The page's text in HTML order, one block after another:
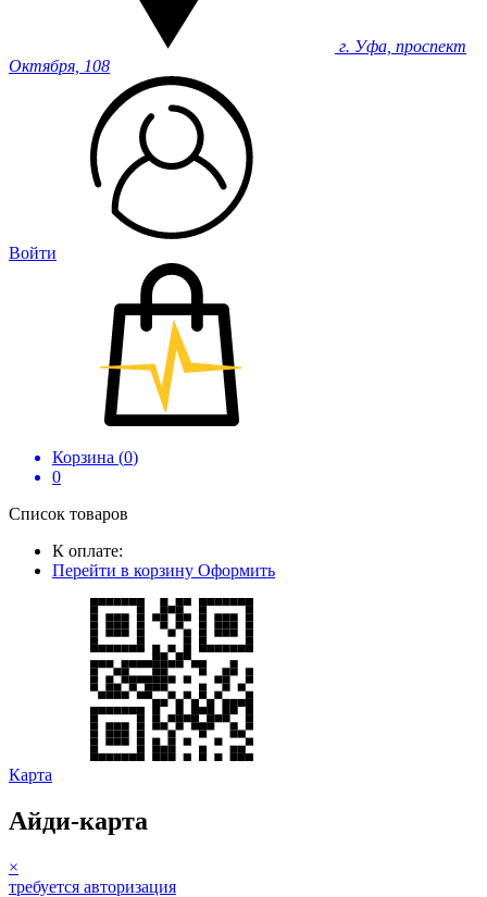
г. Уфа, проспект
Октября, 108
Войти
Корзина (0)
0
Список товаров
К оплате:
Перейти в корзину Оформить
Карта
Айди-карта
×
требуется авторизация